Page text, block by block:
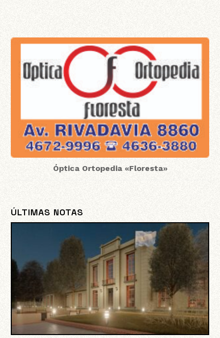
Óptica Ortopedia «Floresta»
ÚLTIMAS NOTAS